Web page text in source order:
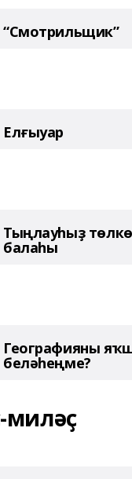
“Смотрильщик”
Елғыуар
Тыңлауһыҙ төлкө
балаһы
Географияны
беләһеңме?
миләҫ